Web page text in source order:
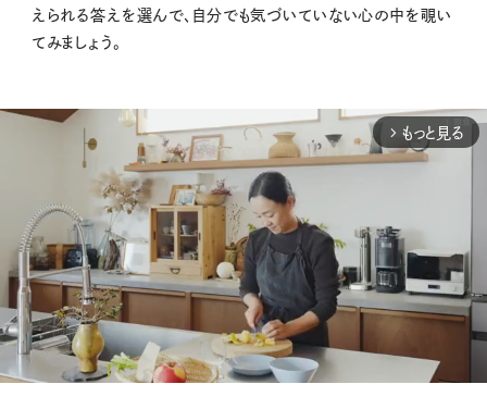
えられる答えを選んで、自分でも気づいていない心の中を覗い
てみましょう。
arrow_forward_ios もっと見る